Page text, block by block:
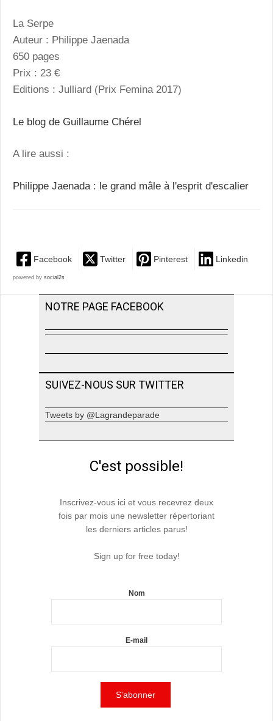
La Serpe
Auteur : Philippe Jaenada
650 pages
Prix : 23 €
Editions : Julliard (Prix Femina 2017)
Le blog de Guillaume Chérel
A lire aussi :
Philippe Jaenada : le grand mâle à l'esprit d'escalier
Facebook Twitter Pinterest Linkedin
powered by social2s
NOTRE PAGE FACEBOOK
SUIVEZ-NOUS SUR TWITTER
Tweets by @Lagrandeparade
C'est possible!
Inscrivez-vous ici et vous recevrez deux
fois par mois une newsletter répertoriant
les derniers articles parus!
Sign up for free today!
Nom
E-mail